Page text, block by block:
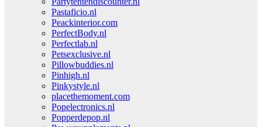
Pastaficio.nl
Peackinterior.com
PerfectBody.nl
Perfectlab.nl
Petsexclusive.nl
Pillowbuddies.nl
Pinhigh.nl
Pinkystyle.nl
placethemoment.com
Popelectronics.nl
Popperdepop.nl